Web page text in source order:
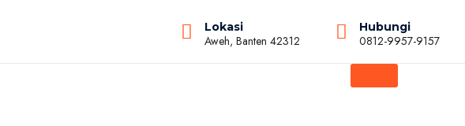
Lokasi
Aweh, Banten 42312
Hubungi
0812-9957-9157